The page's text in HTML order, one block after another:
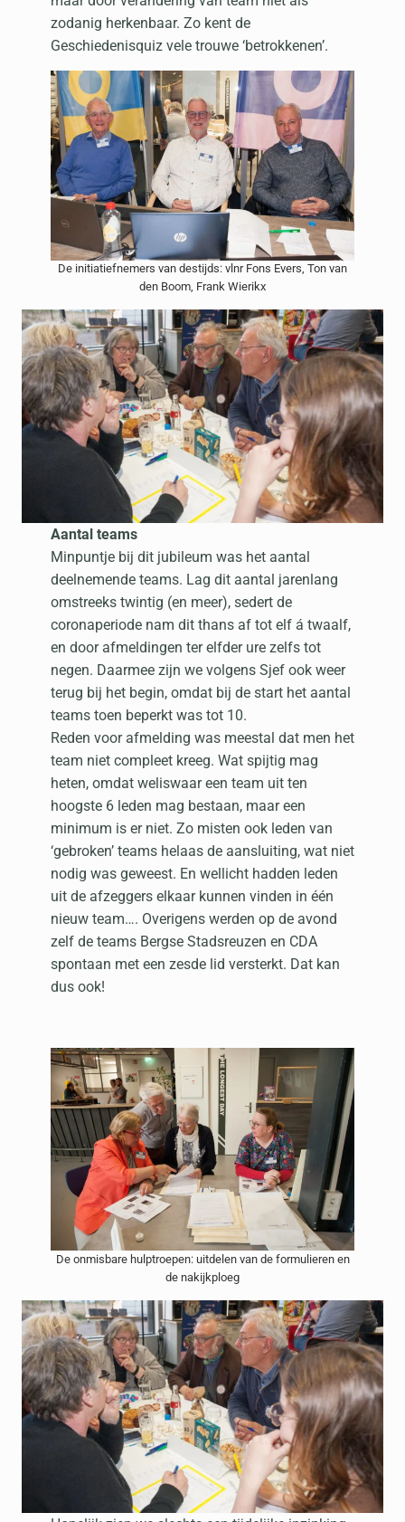
zodanig herkenbaar. Zo kent de
Geschiedenisquiz vele trouwe ‘betrokkenen’.
De initiatiefnemers van destijds: vlnr Fons Evers, Ton van
den Boom, Frank Wierikx
Aantal teams
Minpuntje bij dit jubileum was het aantal
deelnemende teams. Lag dit aantal jarenlang
omstreeks twintig (en meer), sedert de
coronaperiode nam dit thans af tot elf á twaalf,
en door afmeldingen ter elfder ure zelfs tot
negen. Daarmee zijn we volgens Sjef ook weer
terug bij het begin, omdat bij de start het aantal
teams toen beperkt was tot 10.
Reden voor afmelding was meestal dat men het
team niet compleet kreeg. Wat spijtig mag
heten, omdat weliswaar een team uit ten
hoogste 6 leden mag bestaan, maar een
minimum is er niet. Zo misten ook leden van
‘gebroken’ teams helaas de aansluiting, wat niet
nodig was geweest. En wellicht hadden leden
uit de afzeggers elkaar kunnen vinden in één
nieuw team…. Overigens werden op de avond
zelf de teams Bergse Stadsreuzen en CDA
spontaan met een zesde lid versterkt. Dat kan
dus ook!
De onmisbare hulptroepen: uitdelen van de formulieren en
de nakijkploeg